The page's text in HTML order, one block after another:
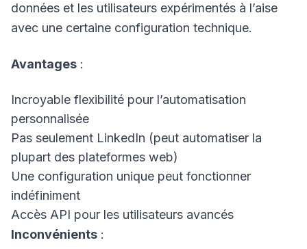
données et les utilisateurs expérimentés à l’aise
avec une certaine configuration technique.
Avantages :
Incroyable flexibilité pour l’automatisation
personnalisée
Pas seulement LinkedIn (peut automatiser la
plupart des plateformes web)
Une configuration unique peut fonctionner
indéfiniment
Accès API pour les utilisateurs avancés
Inconvénients :